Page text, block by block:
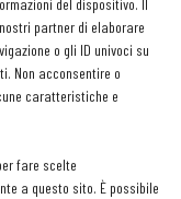
del dispositivo. Il
partner di elaborare
o gli ID univoci su
Non acconsentire o
caratteristiche e
fare scelte
a questo sito. È possibile